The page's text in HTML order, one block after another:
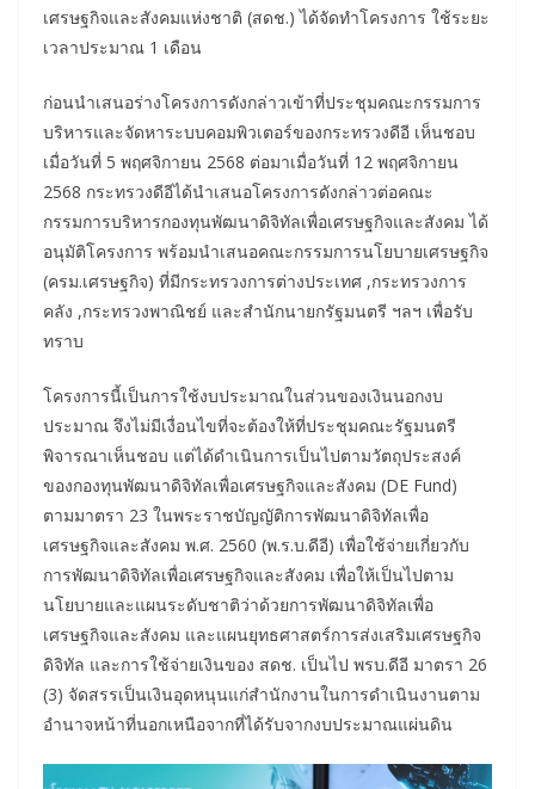
เศรษฐกิจและสังคมแห่งชาติ (สดช.) ได้จัดทำโครงการ ใช้ระยะ
เวลาประมาณ 1 เดือน
ก่อนนำเสนอร่างโครงการดังกล่าวเข้าที่ประชุมคณะกรรมการ
บริหารและจัดหาระบบคอมพิวเตอร์ของกระทรวงดีอี เห็นชอบ
เมื่อวันที่ 5 พฤศจิกายน 2568 ต่อมาเมื่อวันที่ 12 พฤศจิกายน
2568 กระทรวงดีอีได้นำเสนอโครงการดังกล่าวต่อคณะ
กรรมการบริหารกองทุนพัฒนาดิจิทัลเพื่อเศรษฐกิจและสังคม ได้
อนุมัติโครงการ พร้อมนำเสนอคณะกรรมการนโยบายเศรษฐกิจ
(ครม.เศรษฐกิจ) ที่มีกระทรวงการต่างประเทศ ,กระทรวงการ
คลัง ,กระทรวงพาณิชย์ และสำนักนายกรัฐมนตรี ฯลฯ เพื่อรับ
ทราบ
โครงการนี้เป็นการใช้งบประมาณในส่วนของเงินนอกงบ
ประมาณ จึงไม่มีเงื่อนไขที่จะต้องให้ที่ประชุมคณะรัฐมนตรี
พิจารณาเห็นชอบ แต่ได้ดำเนินการเป็นไปตามวัตถุประสงค์
ของกองทุนพัฒนาดิจิทัลเพื่อเศรษฐกิจและสังคม (DE Fund)
ตามมาตรา 23 ในพระราชบัญญัติการพัฒนาดิจิทัลเพื่อ
เศรษฐกิจและสังคม พ.ศ. 2560 (พ.ร.บ.ดีอี) เพื่อใช้จ่ายเกี่ยวกับ
การพัฒนาดิจิทัลเพื่อเศรษฐกิจและสังคม เพื่อให้เป็นไปตาม
นโยบายและแผนระดับชาติว่าด้วยการพัฒนาดิจิทัลเพื่อ
เศรษฐกิจและสังคม และแผนยุทธศาสตร์การส่งเสริมเศรษฐกิจ
ดิจิทัล และการใช้จ่ายเงินของ สดช. เป็นไป พรบ.ดีอี มาตรา 26
(3) จัดสรรเป็นเงินอุดหนุนแก่สำนักงานในการดําเนินงานตาม
อำนาจหน้าที่นอกเหนือจากที่ได้รับจากงบประมาณแผ่นดิน